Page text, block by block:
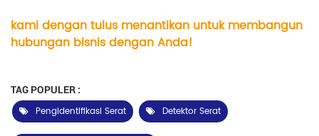
kami dengan tulus menantikan untuk membangun
hubungan bisnis dengan Anda!
TAG POPULER :
Pengidentifikasi Serat
Detektor Serat